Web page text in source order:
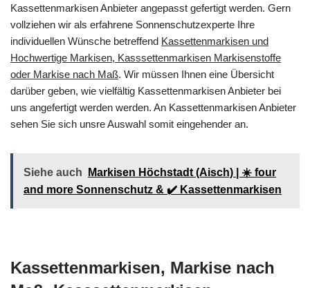
Kassettenmarkisen Anbieter angepasst gefertigt werden. Gern
vollziehen wir als erfahrene Sonnenschutzexperte Ihre
individuellen Wünsche betreffend Kassettenmarkisen und
Hochwertige Markisen, Kasssettenmarkisen Markisenstoffe
oder Markise nach Maß. Wir müssen Ihnen eine Übersicht
darüber geben, wie vielfältig Kassettenmarkisen Anbieter bei
uns angefertigt werden werden. An Kassettenmarkisen Anbieter
sehen Sie sich unsre Auswahl somit eingehender an.
Siehe auch
Markisen Höchstadt (Aisch) | ☀️ four
and more Sonnenschutz & ✔️ Kassettenmarkisen
Kassettenmarkisen, Markise nach